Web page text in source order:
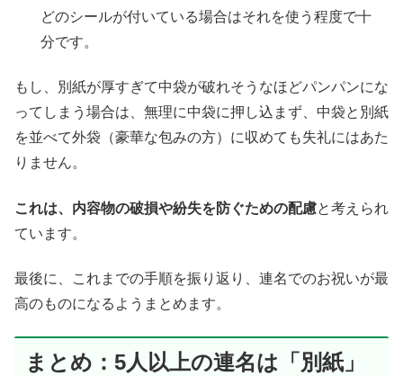
どのシールが付いている場合はそれを使う程度で十
分です。
もし、別紙が厚すぎて中袋が破れそうなほどパンパンにな
ってしまう場合は、無理に中袋に押し込まず、中袋と別紙
を並べて外袋（豪華な包みの方）に収めても失礼にはあた
りません。
これは、内容物の破損や紛失を防ぐための配慮と考えられ
ています。
最後に、これまでの手順を振り返り、連名でのお祝いが最
高のものになるようまとめます。
まとめ：5人以上の連名は「別紙」